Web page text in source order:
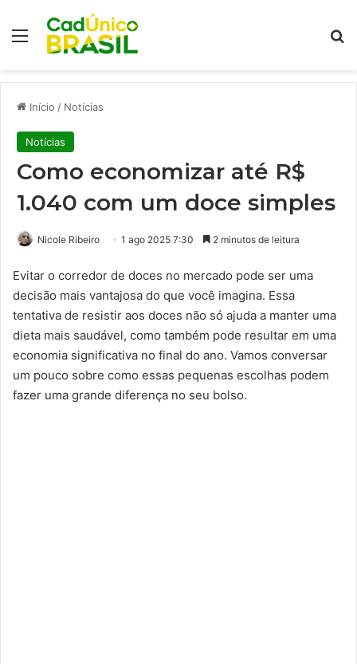
Menu
Início / Notícias
Notícias
Como economizar até R$
1.040 com um doce simples
Nicole Ribeiro 1 ago 2025 7:30 2 minutos de leitura
Evitar o corredor de doces no mercado pode ser uma
decisão mais vantajosa do que você imagina. Essa
tentativa de resistir aos doces não só ajuda a manter uma
dieta mais saudável, como também pode resultar em uma
economia significativa no final do ano. Vamos conversar
um pouco sobre como essas pequenas escolhas podem
fazer uma grande diferença no seu bolso.